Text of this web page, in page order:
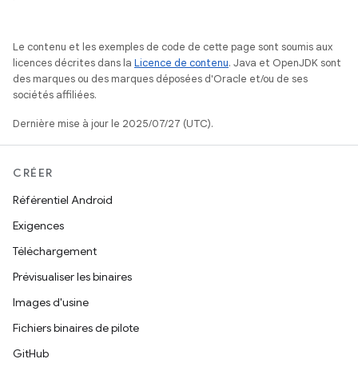
Le contenu et les exemples de code de cette page sont soumis aux
licences décrites dans la Licence de contenu. Java et OpenJDK sont
des marques ou des marques déposées d'Oracle et/ou de ses
sociétés affiliées.
Dernière mise à jour le 2025/07/27 (UTC).
CRÉER
Référentiel Android
Exigences
Téléchargement
Prévisualiser les binaires
Images d'usine
Fichiers binaires de pilote
GitHub